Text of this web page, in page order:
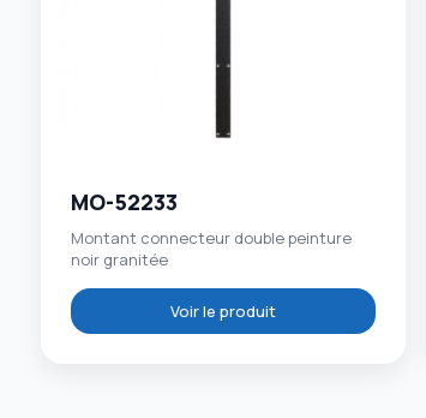
MO-52233
Montant connecteur double peinture
noir granitée
Voir le produit